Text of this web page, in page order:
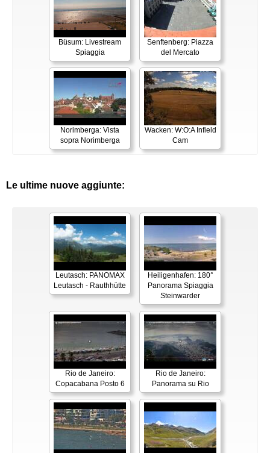
Büsum: Livestream
Spiaggia
Senftenberg: Piazza
del Mercato
Norimberga: Vista
sopra Norimberga
Wacken: W:O:A Infield
Cam
Le ultime nuove aggiunte:
Leutasch: PANOMAX
Leutasch - Rauthhütte
Heiligenhafen: 180°
Panorama Spiaggia
Steinwarder
Rio de Janeiro:
Copacabana Posto 6
Rio de Janeiro:
Panorama su Rio